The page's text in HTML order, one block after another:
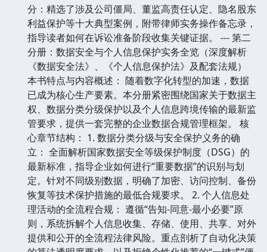
分：精选了涉及公司僵局、董监高责任认定、隐名股东
利益保护等十大典型案例，附带律师实务操作备忘录，
指导读者如何在诉讼准备阶段收集关键证据。 --- 第二
分册：数据安全与个人信息保护实务全览（深度解析
《数据安全法》、《个人信息保护法》及配套法规）
本书特点与内容概述： 随着数字化转型的加速，数据
已成为核心生产要素。本分册紧密围绕国家关于数据主
权、数据分类分级保护以及个人信息跨境传输的最新监
管要求，提供一套完整的企业数据合规管理框架。 核
心章节结构： 1. 数据分类分级与安全保护义务的确
立： 全面解析国家数据安全等级保护制度（DSG）的
最新标准，指导企业如何进行“重要数据”的识别与划
定。针对不同级别数据，明确了加密、访问控制、备份
恢复等技术保护措施的最低合规要求。 2. 个人信息处
理活动的全流程合规： 遵循“告知-同意-最小必要”原
则，系统拆解个人信息收集、存储、使用、共享、对外
提供和公开的全流程法律风险。重点剖析了自动化决策